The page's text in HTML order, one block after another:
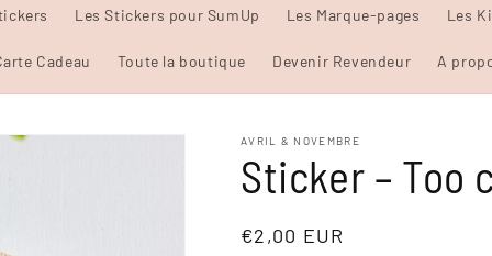
Les Stickers pour SumUp Les Marque-pages Les
Cadeau Toute la boutique Devenir Revendeur A
AVRIL & NOVEMBRE
Sticker – Too
Prix
€2,00 EUR